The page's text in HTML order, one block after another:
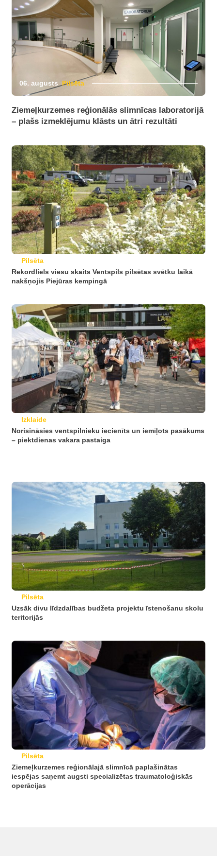
06. augusts Pilsēta
Ziemeļkurzemes reģionālās slimnīcas laboratorijā
– plašs izmeklējumu klāsts un ātri rezultāti
Pilsēta
Rekordliels viesu skaits Ventspils pilsētas svētku laikā
nakšņojis Piejūras kempingā
Izklaide
Norisināsies ventspilnieku iecienīts un iemīļots pasākums
– piektdienas vakara pastaiga
Pilsēta
Uzsāk divu līdzdalības budžeta projektu īstenošanu skolu
teritorijās
Pilsēta
Ziemeļkurzemes reģionālajā slimnīcā paplašinātas
iespējas saņemt augsti specializētas traumatoloģiskās
operācijas